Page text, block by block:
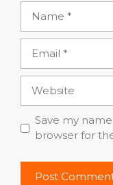
Save my
browser for